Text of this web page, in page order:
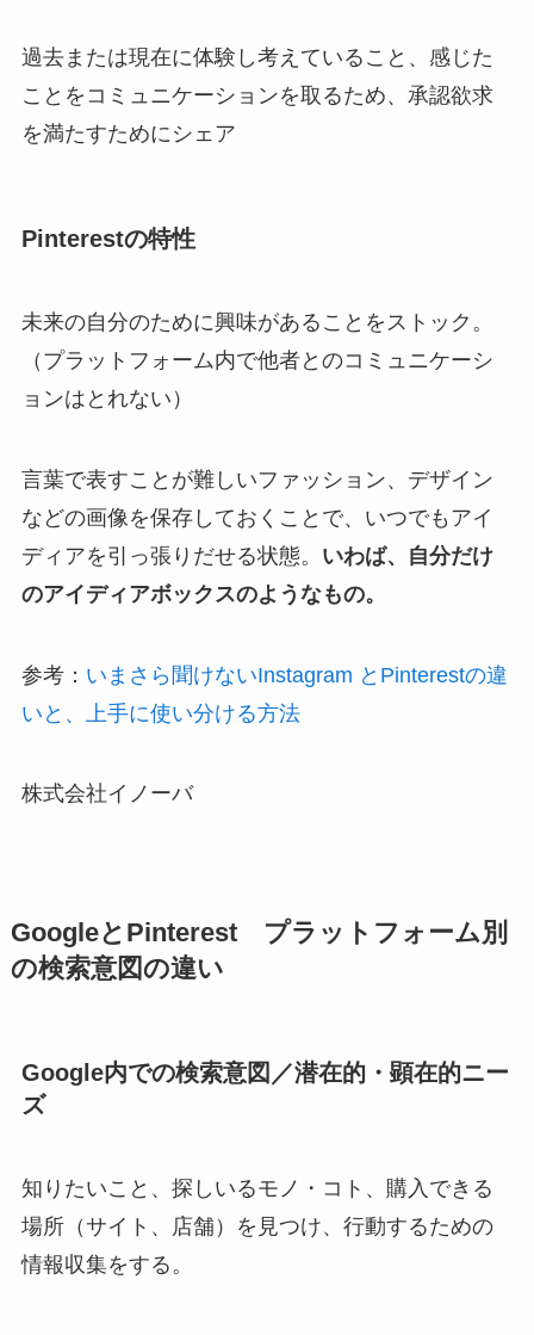
過去または現在に体験し考えていること、感じた
ことをコミュニケーションを取るため、承認欲求
を満たすためにシェア
Pinterestの特性
未来の自分のために興味があることをストック。
（プラットフォーム内で他者とのコミュニケーシ
ョンはとれない）
言葉で表すことが難しいファッション、デザイン
などの画像を保存しておくことで、いつでもアイ
ディアを引っ張りだせる状態。 いわば、自分だけ
のアイディアボックスのようなもの。
参考： いまさら聞けないInstagram とPinterestの違
いと、上手に使い分ける方法
株式会社イノーバ
GoogleとPinterest プラットフォーム別
の検索意図の違い
Google内での検索意図／潜在的・顕在的ニー
ズ
知りたいこと、探しいるモノ・コト、購入できる
場所（サイト、店舗）を見つけ、行動するための
情報収集をする。